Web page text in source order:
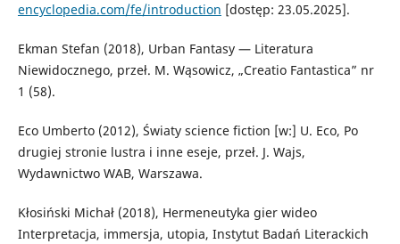
encyclopedia.com/fe/introduction [dostęp: 23.05.2025].
Ekman Stefan (2018), Urban Fantasy — Literatura
Niewidocznego, przeł. M. Wąsowicz, „Creatio Fantastica” nr
1 (58).
Eco Umberto (2012), Światy science fiction [w:] U. Eco, Po
drugiej stronie lustra i inne eseje, przeł. J. Wajs,
Wydawnictwo WAB, Warszawa.
Kłosiński Michał (2018), Hermeneutyka gier wideo
Interpretacja, immersja, utopia, Instytut Badań Literackich